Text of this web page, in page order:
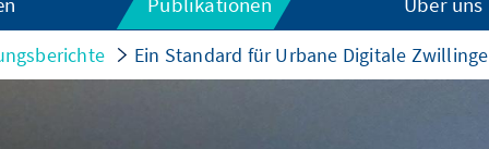
Ein Standard für Urbane Digitale Zwillinge